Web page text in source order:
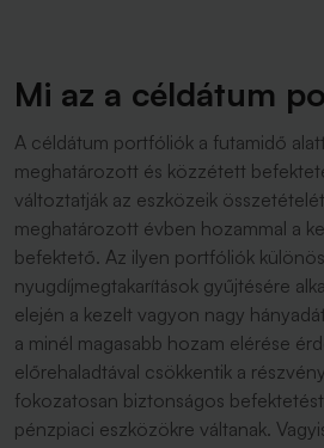
Mi az a céldátum
A céldátum portfóliók a futamidő
meghatározott és közzétett
változtatják az eszközeik
meghatározott évben hozammal a
befektető. Az ilyen portfóliók
nyugdíjmegtakarítások gyűjtésére
elején a kezelt vagyon nagy
a minél magasabb hozam elérése
előrehaladtával csökkentik a
fokozatosan biztonságos
pénzpiaci eszközökre váltanak.